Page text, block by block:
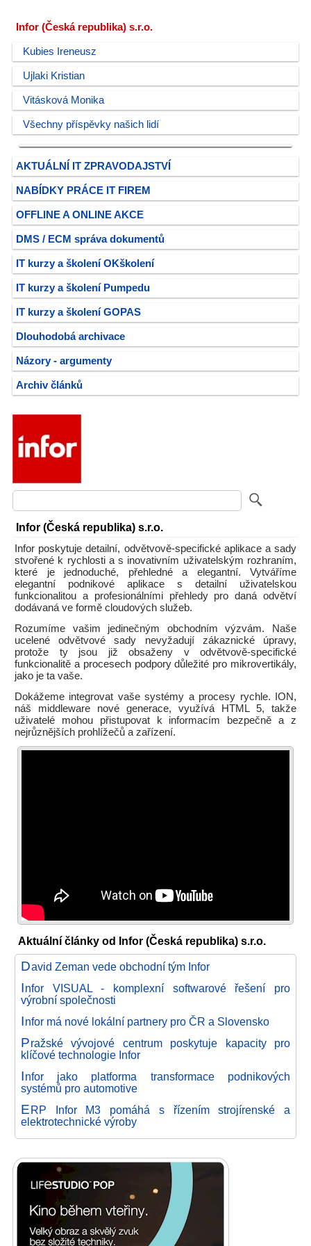
Infor (Česká republika) s.r.o.
Kubies Ireneusz
Ujlaki Kristian
Vitásková Monika
Všechny příspěvky našich lidí
AKTUÁLNÍ IT ZPRAVODAJSTVÍ
NABÍDKY PRÁCE IT FIREM
OFFLINE A ONLINE AKCE
DMS / ECM správa dokumentů
IT kurzy a školení OKškolení
IT kurzy a školení Pumpedu
IT kurzy a školení GOPAS
Dlouhodobá archivace
Názory - argumenty
Archiv článků
Infor (Česká republika) s.r.o.
Infor poskytuje detailní, odvětvově-specifické aplikace a sady
stvořené k rychlosti a s inovativním uživatelským rozhraním,
které je jednoduché, přehledné a elegantní. Vytváříme
elegantní podnikové aplikace s detailní uživatelskou
funkcionalitou a profesionálními přehledy pro daná odvětví
dodávaná ve formě cloudových služeb.
Rozumíme vašim jedinečným obchodním výzvám. Naše
ucelené odvětvové sady nevyžadují zákaznické úpravy,
protože ty jsou již obsaženy v odvětvově-specifické
funkcionalitě a procesech podpory důležité pro mikrovertikály,
jako je ta vaše.
Dokážeme integrovat vaše systémy a procesy rychle. ION,
náš middleware nové generace, využívá HTML 5, takže
uživatelé mohou přistupovat k informacím bezpečně a z
nejrůznějších prohlížečů a zařízení.
Aktuální články od Infor (Česká republika) s.r.o.
David Zeman vede obchodní tým Infor
Infor VISUAL - komplexní softwarové řešení pro
výrobní společnosti
Infor má nové lokální partnery pro ČR a Slovensko
Pražské vývojové centrum poskytuje kapacity pro
klíčové technologie Infor
Infor jako platforma transformace podnikových
systémů pro automotive
ERP Infor M3 pomáhá s řízením strojírenské a
elektrotechnické výroby